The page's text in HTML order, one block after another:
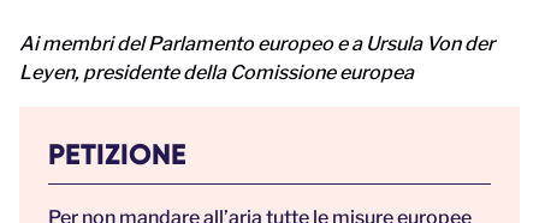
Ai membri del Parlamento europeo e a Ursula Von der
Leyen, presidente della Comissione europea
PETIZIONE
Per non mandare all’aria tutte le misure europee